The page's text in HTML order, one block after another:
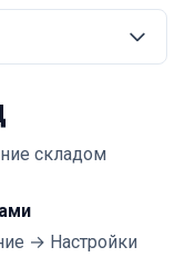
складом
→ Настройки